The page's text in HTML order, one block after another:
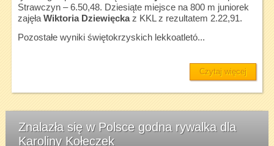
Strawczyn – 6.50,48. Dziesiąte miejsce na 800 m juniorek
zajęła Wiktoria Dziewięckaz KKL z rezultatem 2.22,91.
Pozostałe wyniki świętokrzyskich lekkoatletó...
Czytaj więcej
Znalazła się w Polsce godna rywalka dla
Karoliny Kołeczek